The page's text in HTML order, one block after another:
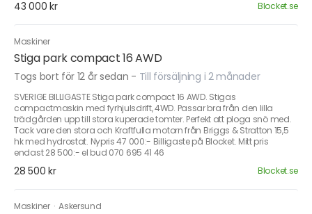
43 000 kr Blocket.se
Maskiner
Stiga park compact 16 AWD
Togs bort för 12 år sedan - Till försäljning i 2 månader
SVERIGE BILLIGASTE Stiga park compact 16 AWD. Stigas
compactmaskin med fyrhjulsdrift, 4WD. Passar bra från den lilla
trädgården upp till stora kuperade tomter. Perfekt att ploga snö med.
Tack vare den stora och Kraftfulla motorn från Briggs & Stratton 15,5
hk med hydrostat. Nypris 47 000:- Billigaste på Blocket. Mitt pris
endast 28 500:- el bud 070 695 41 46
28 500 kr Blocket.se
Maskiner ·Askersund